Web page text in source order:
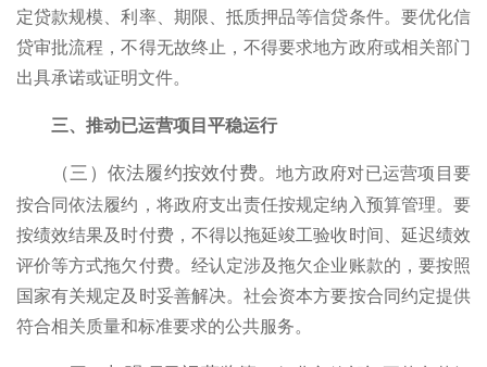
定贷款规模、利率、期限、抵质押品等信贷条件。要优化信
贷审批流程，不得无故终止，不得要求地方政府或相关部门
出具承诺或证明文件。
三、推动已运营项目平稳运行
（三）依法履约按效付费。地方政府对已运营项目要
按合同依法履约，将政府支出责任按规定纳入预算管理。要
按绩效结果及时付费，不得以拖延竣工验收时间、延迟绩效
评价等方式拖欠付费。经认定涉及拖欠企业账款的，要按照
国家有关规定及时妥善解决。社会资本方要按合同约定提供
符合相关质量和标准要求的公共服务。